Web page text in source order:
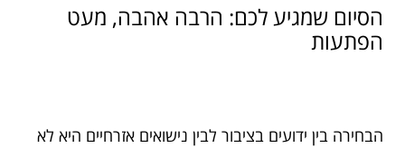
הסיום שמגיע לכם: הרבה אהבה, מעט
הפתעות
הבחירה בין ידועים בציבור לבין נישואים אזרחיים היא לא